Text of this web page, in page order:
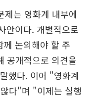
는 영화계 내부에
안이다. 개별적으로
께 논의해야 할 주
공개적으로 의견을
했다. 이어 "영화계
다"며 "이제는 실행